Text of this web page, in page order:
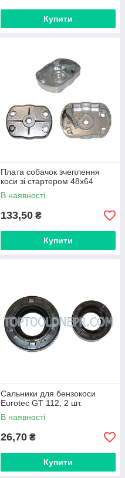
Купити
Плата собачок зчеплення
коси зі стартером 48х64
В наявності
133,50 ₴
Купити
Сальники для бензокоси
Eurotec GT 112, 2 шт.
В наявності
26,70 ₴
Купити